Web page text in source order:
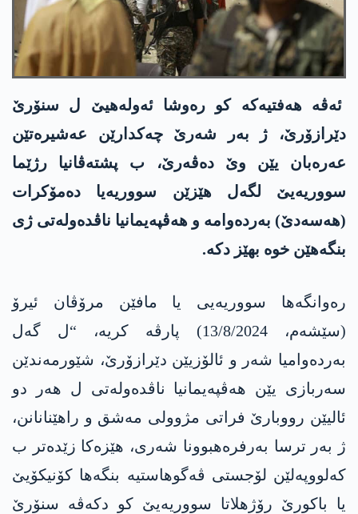
ئەڤە ھەفتیەکە کو رەوشا ئەولەھیێ ل سنۆرێ
دێرازۆرێ، ژ بەر شەرێ چەکدارێن عەشیرەتێن
عەرەبان یێن وێ دەڤەرێ، ب پشتەڤانیا رژێما
سووریەیێ لگەل ھێزێن سووریەیا دەمۆکرات
(ھەسەدێ) بەردەوامە و ھەڤپەیمانیا ناڤدەولەتی ژی
بنگەھێن خوە بھێز دکە.
رەوانگەھا سووریەیی یا مافێن مرۆڤان ئیرۆ
(سێشەم، 13/8/2024) پارڤە کریە، “ل گەل
بەردەوامیا شەر و ئالۆزیێن دێرازۆرێ، شێورمەندێن
سەربازی یێن ھەڤپەیمانیا ناڤدەولەتی ل ھەر دو
ئالیێن رووبارێ فراتی مژوولی مەشق و راھێنانانن،
ژ بەر ترسا بەرفرەھبوونا شەری، ھێزەکا زێدەتر ب
کەلووپەلێن لۆجستی ڤەگوھاستیە بنگەھا کۆنیکۆیێ
یا باکورێ رۆژھلاتا سووریەیێ کو دکەڤە سنۆرێ